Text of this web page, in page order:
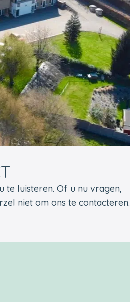
te luisteren. Of u nu vragen,
niet om ons te contacteren.